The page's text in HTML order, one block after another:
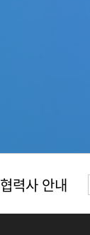
협력사 안내